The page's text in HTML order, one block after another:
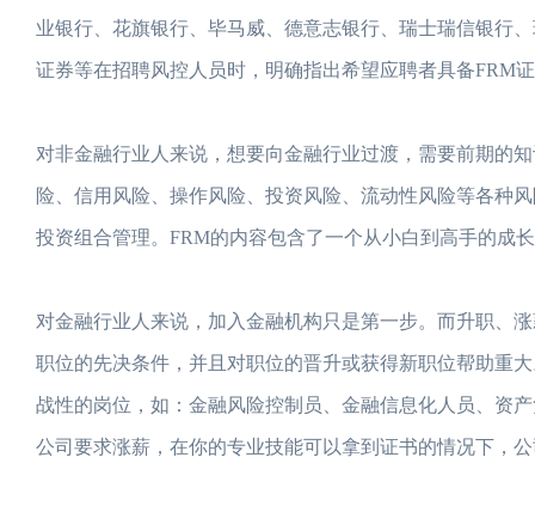
业银行、花旗银行、毕马威、德意志银行、瑞士瑞信银行
证券等在招聘风控人员时，明确指出希望应聘者具备FRM
对非金融行业人来说，想要向金融行业过渡，需要前期的
险、信用风险、操作风险、投资风险、流动性风险等各种
投资组合管理。FRM的内容包含了一个从小白到高手的成
对金融行业人来说，加入金融机构只是第一步。而升职、
职位的先决条件，并且对职位的晋升或获得新职位帮助重
战性的岗位，如：金融风险控制员、金融信息化人员、资
公司要求涨薪，在你的专业技能可以拿到证书的情况下，